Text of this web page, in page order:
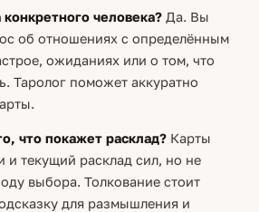
человека? Да. Вы
об отношениях с определённым
ожиданиях или о том, что
Таролог поможет аккуратно
что покажет расклад? Карты
и текущий расклад сил, но не
выбора. Толкование стоит
для размышления и